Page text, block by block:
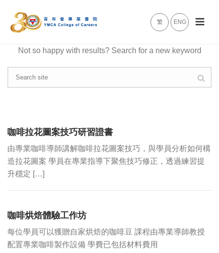
繁 ENG
Not so happy with results? Search for a new keyword
咖啡拉花圖案技巧研習證書
由專業咖啡導師講解咖啡拉花圖案技巧，與學員分析如何構
造拉花圖案 學員在專業指導下聚焦技巧修正，透過練習提
升穩定 […]
咖啡烘焙體驗工作坊
每位學員可以獲贈自家烘焙的咖啡豆 課程由專業導師教授
配置專業咖啡製作設備 學費已包括材料費用